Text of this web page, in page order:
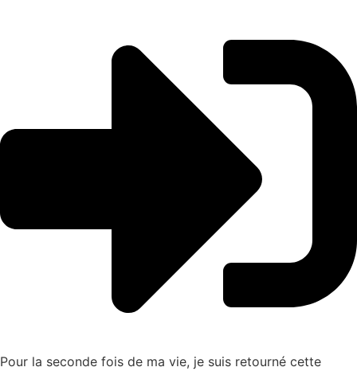
Pour la seconde fois de ma vie, je suis retourné cette